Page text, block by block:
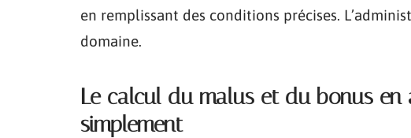
en remplissant des conditions précises.
domaine.
Le calcul du malus et du bonus en
simplement